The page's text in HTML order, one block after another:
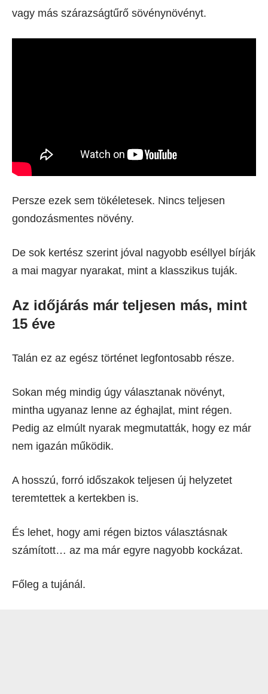
vagy más szárazságtűrő sövénynövényt.
Persze ezek sem tökéletesek. Nincs teljesen
gondozásmentes növény.
De sok kertész szerint jóval nagyobb eséllyel bírják
a mai magyar nyarakat, mint a klasszikus tuják.
Az időjárás már teljesen más, mint
15 éve
Talán ez az egész történet legfontosabb része.
Sokan még mindig úgy választanak növényt,
mintha ugyanaz lenne az éghajlat, mint régen.
Pedig az elmúlt nyarak megmutatták, hogy ez már
nem igazán működik.
A hosszú, forró időszakok teljesen új helyzetet
teremtettek a kertekben is.
És lehet, hogy ami régen biztos választásnak
számított… az ma már egyre nagyobb kockázat.
Főleg a tujánál.